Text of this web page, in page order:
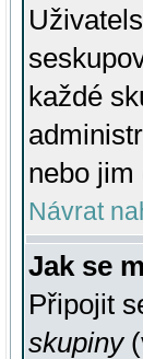
každé
nebo jim
Návrat
Jak se
Připojit
skupiny